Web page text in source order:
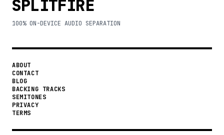
SPLITFIRE
100% ON-DEVICE AUDIO SEPARATION
ABOUT
CONTACT
BLOG
BACKING TRACKS
SEMITONES
PRIVACY
TERMS